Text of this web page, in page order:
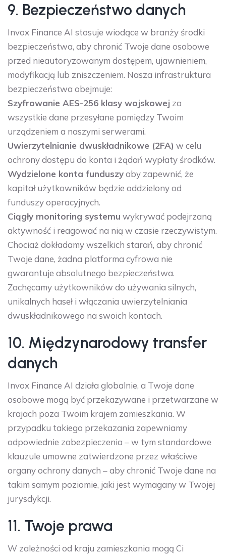
9. Bezpieczeństwo danych
Invox Finance AI stosuje wiodące w branży środki
bezpieczeństwa, aby chronić Twoje dane osobowe
przed nieautoryzowanym dostępem, ujawnieniem,
modyfikacją lub zniszczeniem. Nasza infrastruktura
bezpieczeństwa obejmuje:
Szyfrowanie AES-256 klasy wojskowej za
wszystkie dane przesyłane pomiędzy Twoim
urządzeniem a naszymi serwerami.
Uwierzytelnianie dwuskładnikowe (2FA) w celu
ochrony dostępu do konta i żądań wypłaty środków.
Wydzielone konta funduszyaby zapewnić, że
kapitał użytkowników będzie oddzielony od
funduszy operacyjnych.
Ciągły monitoring systemu wykrywać podejrzaną
aktywność i reagować na nią w czasie rzeczywistym.
Chociaż dokładamy wszelkich starań, aby chronić
Twoje dane, żadna platforma cyfrowa nie
gwarantuje absolutnego bezpieczeństwa.
Zachęcamy użytkowników do używania silnych,
unikalnych haseł i włączania uwierzytelniania
dwuskładnikowego na swoich kontach.
10. Międzynarodowy transfer
danych
Invox Finance AI działa globalnie, a Twoje dane
osobowe mogą być przekazywane i przetwarzane w
krajach poza Twoim krajem zamieszkania. W
przypadku takiego przekazania zapewniamy
odpowiednie zabezpieczenia – w tym standardowe
klauzule umowne zatwierdzone przez właściwe
organy ochrony danych – aby chronić Twoje dane na
takim samym poziomie, jaki jest wymagany w Twojej
jurysdykcji.
11. Twoje prawa
W zależności od kraju zamieszkania mogą Ci